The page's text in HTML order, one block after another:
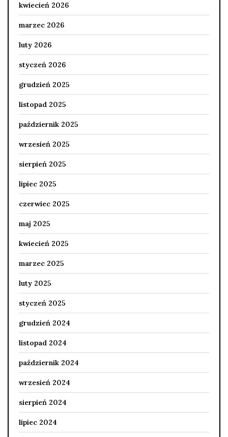
kwiecień 2026
marzec 2026
luty 2026
styczeń 2026
grudzień 2025
listopad 2025
październik 2025
wrzesień 2025
sierpień 2025
lipiec 2025
czerwiec 2025
maj 2025
kwiecień 2025
marzec 2025
luty 2025
styczeń 2025
grudzień 2024
listopad 2024
październik 2024
wrzesień 2024
sierpień 2024
lipiec 2024